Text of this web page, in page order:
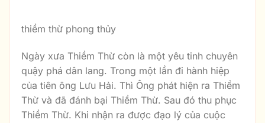
thiềm thừ phong thủy
Ngày xưa Thiềm Thừ còn là một yêu tinh chuyên
quậy phá dân lang. Trong một lần đi hành hiệp
của tiên ông Lưu Hải. Thì Ông phát hiện ra Thiềm
Thừ và đã đánh bại Thiềm Thừ. Sau đó thu phục
Thiềm Thừ. Khi nhận ra được đạo lý của cuộc